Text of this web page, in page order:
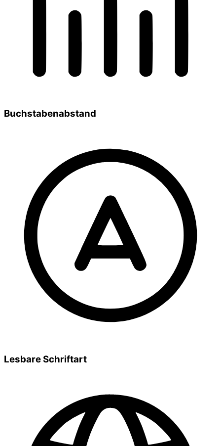
Buchstabenabstand
Lesbare Schriftart